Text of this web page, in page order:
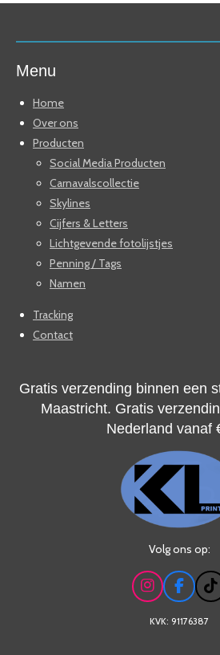
Menu
Home
Over ons
Producten
Social Media Producten
Carnavalscollectie
Skylines
Cijfers & Letters
Lichtgevende fotolijstjes
Penning / Tags
Namen
Tracking
Contact
Gratis verzending binnen een
Maastricht. Gratis
Nederland vanaf
Volg ons op:
I
n
s
F
a
c
T
i
KVK: 91176387